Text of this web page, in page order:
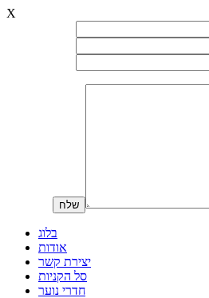
X
בלוג
אודות
יצירת קשר
סל הקניות
חדרי נוער